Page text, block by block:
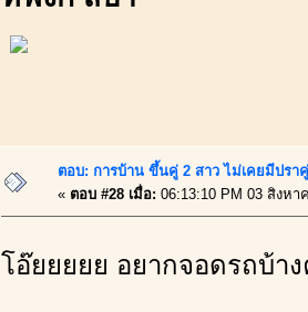
ตอบ: การบ้าน ขึ้นคู่ 2 สาว ไม่เคยมีปร
« ตอบ #28 เมื่อ: 06:13:10 PM 03 สิงหา
โอ๊ยยยยย อยากจอดรถบ้า